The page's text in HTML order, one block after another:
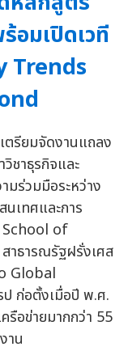
อมเปิดเวที
Trends
ตรียมจัดงานแถลง
ชาธุรกิจและ
มร่วมมือระหว่าง
นเทศและการ
School of
าธารณรัฐฝรั่งเศส
Global
ก่อตั้งเมื่อปี พ.ศ.
รือข่ายมากกว่า 55
าน